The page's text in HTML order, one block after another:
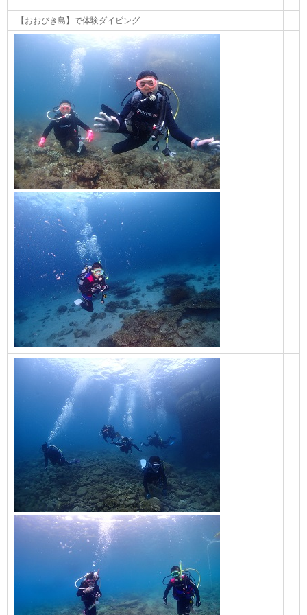
【おおびき島】で体験ダイビング